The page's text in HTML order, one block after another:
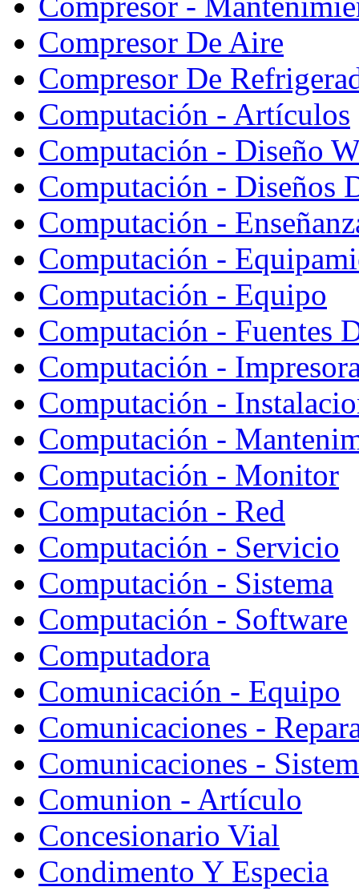
Compresor De Aire
Compresor De
Computación - Artículos
Computación - Diseño
Computación - Diseños
Computación -
Computación -
Computación - Equipo
Computación - Fuentes
Computación -
Computación -
Computación -
Computación - Monitor
Computación - Red
Computación - Servicio
Computación - Sistema
Computación - Software
Computadora
Comunicación - Equipo
Comunicaciones -
Comunicaciones -
Comunion - Artículo
Concesionario Vial
Condimento Y Especia